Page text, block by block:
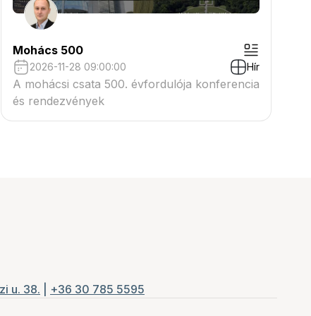
Mohács 500
2026-11-28 09:00:00 Hír
A mohácsi csata 500. évfordulója konferencia
és rendezvények
u. 38. +36 30 785 5595